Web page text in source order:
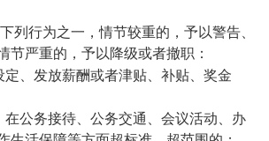
列行为之一，情节较重的，予以警告、
节严重的，予以降级或者撤职：
定、发放薪酬或者津贴、补贴、奖金
在公务接待、公务交通、会议活动、办